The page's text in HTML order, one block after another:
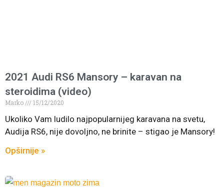
2021 Audi RS6 Mansory – karavan na
steroidima (video)
Marko 15/12/2020
Ukoliko Vam ludilo najpopularnijeg karavana na svetu,
Audija RS6, nije dovoljno, ne brinite – stigao je Mansory!
Opširnije »